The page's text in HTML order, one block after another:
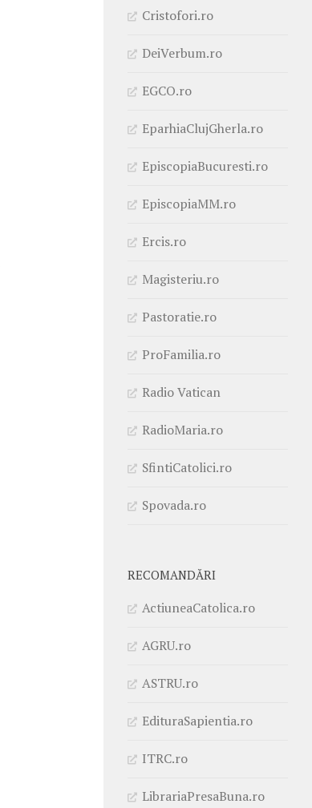
Cristofori.ro
DeiVerbum.ro
EGCO.ro
EparhiaClujGherla.ro
EpiscopiaBucuresti.ro
EpiscopiaMM.ro
Ercis.ro
Magisteriu.ro
Pastoratie.ro
ProFamilia.ro
Radio Vatican
RadioMaria.ro
SfintiCatolici.ro
Spovada.ro
RECOMANDĂRI
ActiuneaCatolica.ro
AGRU.ro
ASTRU.ro
EdituraSapientia.ro
ITRC.ro
LibrariaPresaBuna.ro